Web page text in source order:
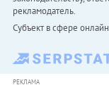
рекламодатель.
Субъект в сфере
РЕКЛАМА